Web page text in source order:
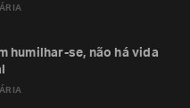
humilhar-se, não há vida